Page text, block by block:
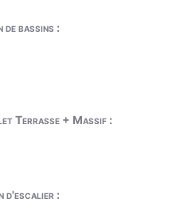
bassins :
Terrasse + Massif :
d'escalier :